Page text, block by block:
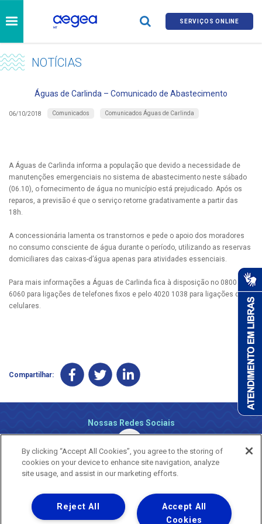
SERVIÇOS ONLINE
NOTÍCIAS
Águas de Carlinda – Comunicado de Abastecimento
06/10/2018 Comunicados Comunicados Águas de Carlinda
A Águas de Carlinda informa a população que devido a necessidade de
manutenções emergenciais no sistema de abastecimento neste sábado
(06.10), o fornecimento de água no município está prejudicado. Após os
reparos, a previsão é que o serviço retorne gradativamente a partir das
18h.
A concessionária lamenta os transtornos e pede o apoio dos moradores
no consumo consciente de água durante o período, utilizando as reservas
domiciliares das caixas-d’água apenas para atividades essenciais.
Para mais informações a Águas de Carlinda fica à disposição no 0800 647
6060 para ligações de telefones fixos e pelo 4020 1038 para ligações de
celulares.
Compartilhar:
Nossas Redes Sociais
Uma empresa
Copyright ® 2026 - Todos os Direitos Reservados.
By clicking “Accept All Cookies”, you agree to the storing of
cookies on your device to enhance site navigation, analyze
site usage, and assist in our marketing efforts.
Accept All
Cookies
Reject All